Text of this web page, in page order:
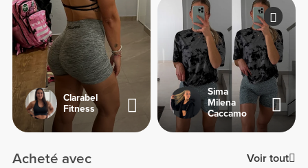
Clarabel
Fitness
Sima
Milena
Caccamo
Acheté avec Voir tout